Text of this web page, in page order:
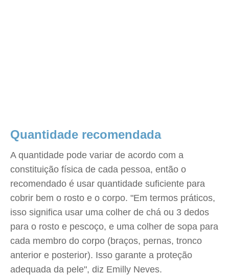
Quantidade recomendada
A quantidade pode variar de acordo com a
constituição física de cada pessoa, então o
recomendado é usar quantidade suficiente para
cobrir bem o rosto e o corpo. "Em termos práticos,
isso significa usar uma colher de chá ou 3 dedos
para o rosto e pescoço, e uma colher de sopa para
cada membro do corpo (braços, pernas, tronco
anterior e posterior). Isso garante a proteção
adequada da pele", diz Emilly Neves.